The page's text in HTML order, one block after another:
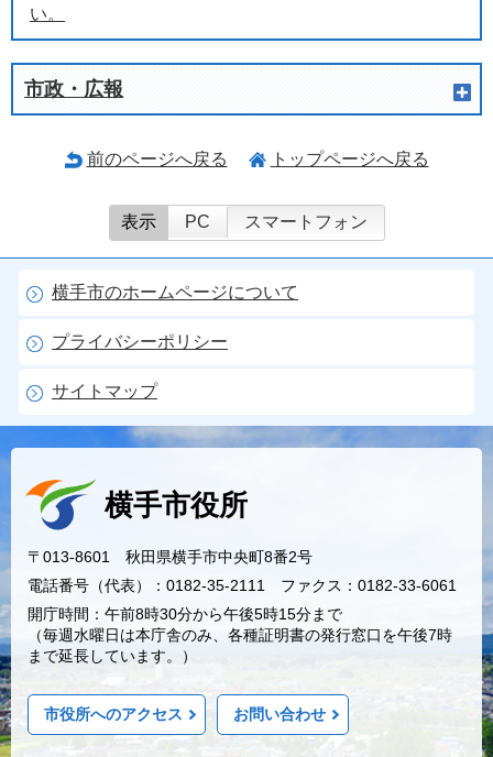
い。
市政・広報
前のページへ戻る トップページへ戻る
表示 PC スマートフォン
横手市のホームページについて
プライバシーポリシー
サイトマップ
横手市役所
〒013-8601 秋田県横手市中央町8番2号
電話番号（代表）：0182-35-2111 ファクス：0182-33-6061
開庁時間：午前8時30分から午後5時15分まで
（毎週水曜日は本庁舎のみ、各種証明書の発行窓口を午後7時
まで延長しています。）
市役所へのアクセス お問い合わせ